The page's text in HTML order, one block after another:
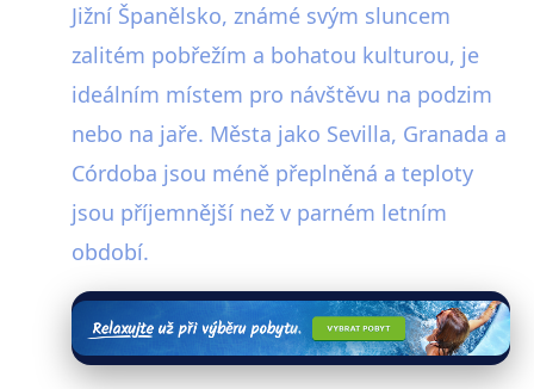
Jižní Španělsko, známé svým sluncem
zalitém pobřežím a bohatou kulturou, je
ideálním místem pro návštěvu na podzim
nebo na jaře. Města jako Sevilla, Granada a
Córdoba jsou méně přeplněná a teploty
jsou příjemnější než v parném letním
období.